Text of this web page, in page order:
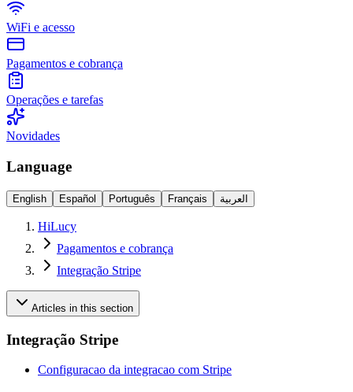
WiFi e acesso
Pagamentos e cobrança
Operações e tarefas
Novidades
Language
English Español Português Français العربية
HiLucy
Pagamentos e cobrança
Integração Stripe
Articles in this section
Integração Stripe
Configuracao da integracao com Stripe